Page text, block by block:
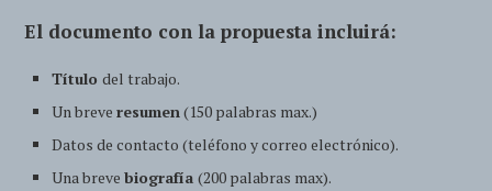
El documento con la propuesta incluirá:
Títulodel trabajo.
Un breveresumen(150 palabras max.)
Datos de contacto (teléfono y correo electrónico).
Una brevebiografía(200 palabras max).